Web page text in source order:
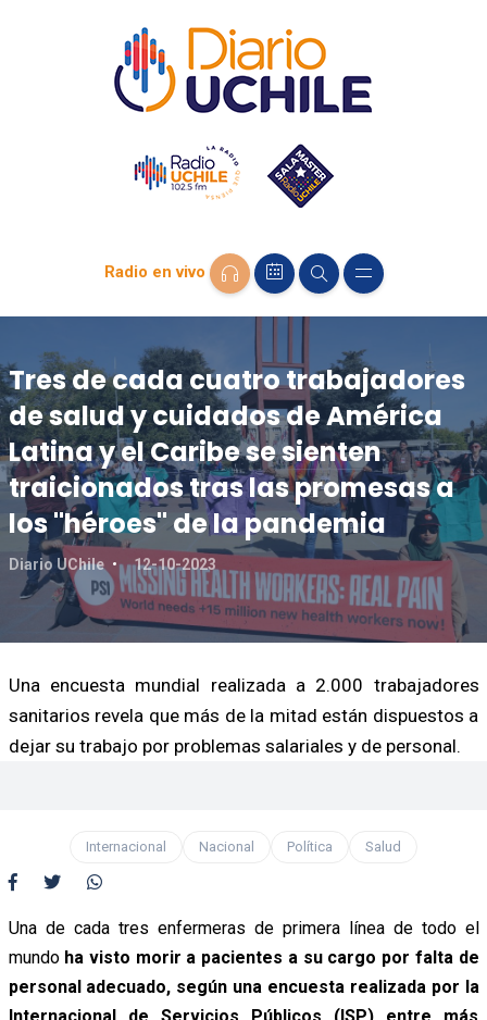
Radio en vivo
Tres de cada cuatro trabajadores
de salud y cuidados de América
Latina y el Caribe se sienten
traicionados tras las promesas a
los "héroes" de la pandemia
Diario UChile 12-10-2023
Una encuesta mundial realizada a 2.000 trabajadores
sanitarios revela que más de la mitad están dispuestos a
dejar su trabajo por problemas salariales y de personal.
Internacional Nacional Política Salud
Una de cada tres enfermeras de primera línea de todo el
mundo ha visto morir a pacientes a su cargo por falta de
personal adecuado, según una encuesta realizada por la
Internacional de Servicios Públicos (ISP) entre más